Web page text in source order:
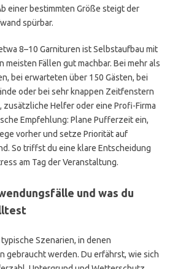
einer bestimmten Größe steigt der
spürbar.
8–10 Garnituren ist Selbstaufbau mit
meisten Fällen gut machbar. Bei mehr als
bei erwarteten über 150 Gästen, bei
oder bei sehr knappen Zeitfenstern
zusätzliche Helfer oder eine Profi-Firma
Empfehlung: Plane Pufferzeit ein,
vorher und setze Priorität auf
So triffst du eine klare Entscheidung
am Tag der Veranstaltung.
und was du
Szenarien, in denen
gebraucht werden. Du erfährst, wie sich